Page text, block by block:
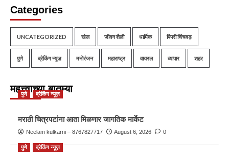
Categories
UNCATEGORIZED खेल जीवन शैली धार्मिक पिंपरी चिंचवड़
पुणे ब्रेकिंग न्यूज़ मनोरंजन महाराष्ट्र वायरल व्यापार शहर
महत्त्वाच्या बातम्या
पुणे ब्रेकिंग न्यूज़
मराठी चित्रपटांना आता मिळणार जागतिक मार्केट
Neelam kulkarni – 8767827717 August 6, 2026 0
पुणे ब्रेकिंग न्यूज़